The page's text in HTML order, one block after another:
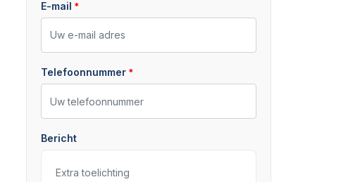
E-mail
Telefoonnummer
Bericht